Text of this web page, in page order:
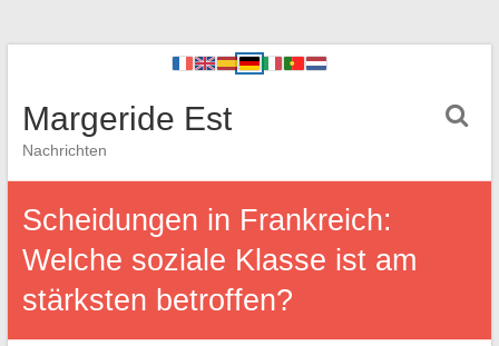
Margeride Est
Nachrichten
Scheidungen in Frankreich:
Welche soziale Klasse ist am
stärksten betroffen?